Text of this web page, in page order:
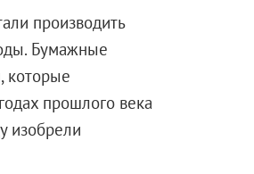
производить
Бумажные
которые
прошлого века
изобрели